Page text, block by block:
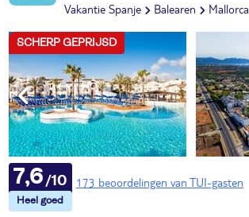
Vakantie Spanje Balearen Mallorca
SCHERP GEPRIJSD
173 beoordelingen van TUI-gasten
7,6